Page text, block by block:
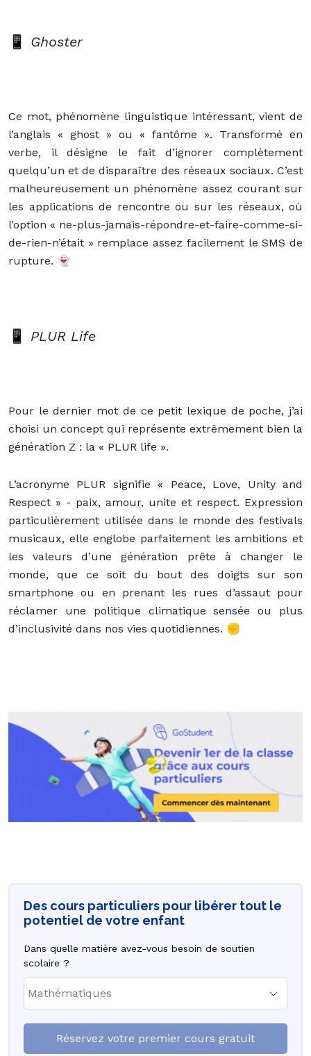
📱 Ghoster
Ce mot, phénomène linguistique intéressant, vient de
l’anglais « ghost » ou « fantôme ». Transformé en
verbe, il désigne le fait d’ignorer complètement
quelqu’un et de disparaître des réseaux sociaux. C’est
malheureusement un phénomène assez courant sur
les applications de rencontre ou sur les réseaux, où
l’option « ne-plus-jamais-répondre-et-faire-comme-si-
de-rien-n’était » remplace assez facilement le SMS de
rupture. 👻
📱 PLUR Life
Pour le dernier mot de ce petit lexique de poche, j’ai
choisi un concept qui représente extrêmement bien la
génération Z : la « PLUR life ».
L’acronyme PLUR signifie « Peace, Love, Unity and
Respect » - paix, amour, unite et respect. Expression
particulièrement utilisée dans le monde des festivals
musicaux, elle englobe parfaitement les ambitions et
les valeurs d’une génération prête à changer le
monde, que ce soit du bout des doigts sur son
smartphone ou en prenant les rues d’assaut pour
réclamer une politique climatique sensée ou plus
d’inclusivité dans nos vies quotidiennes. ✊
Des cours particuliers pour libérer tout le
potentiel de votre enfant
Dans quelle matière avez-vous besoin de soutien
scolaire ?
Réservez votre premier cours gratuit